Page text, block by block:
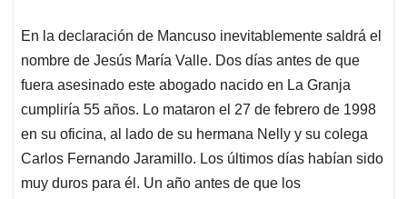
En la declaración de Mancuso inevitablemente saldrá el
nombre de Jesús María Valle. Dos días antes de que
fuera asesinado este abogado nacido en La Granja
cumpliría 55 años. Lo mataron el 27 de febrero de 1998
en su oficina, al lado de su hermana Nelly y su colega
Carlos Fernando Jaramillo. Los últimos días habían sido
muy duros para él. Un año antes de que los